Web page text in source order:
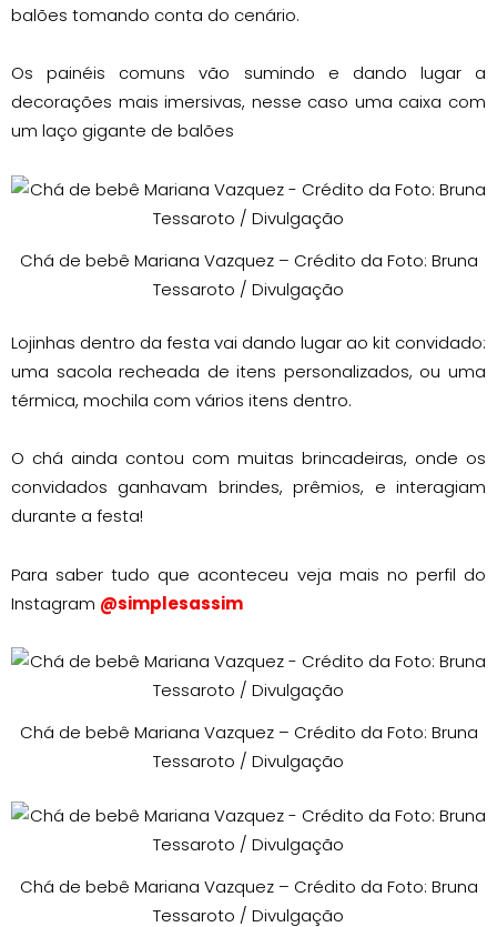
balões tomando conta do cenário.
Os painéis comuns vão sumindo e dando lugar a
decorações mais imersivas, nesse caso uma caixa com
um laço gigante de balões
Chá de bebê Mariana Vazquez – Crédito da Foto: Bruna
Tessaroto / Divulgação
Lojinhas dentro da festa vai dando lugar ao kit convidado:
uma sacola recheada de itens personalizados, ou uma
térmica, mochila com vários itens dentro.
O chá ainda contou com muitas brincadeiras, onde os
convidados ganhavam brindes, prêmios, e interagiam
durante a festa!
Para saber tudo que aconteceu veja mais no perfil do
Instagram @simplesassim
Chá de bebê Mariana Vazquez – Crédito da Foto: Bruna
Tessaroto / Divulgação
Chá de bebê Mariana Vazquez – Crédito da Foto: Bruna
Tessaroto / Divulgação